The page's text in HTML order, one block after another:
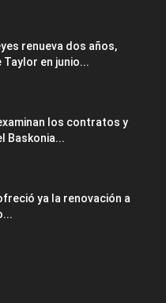
renueva dos años,
en junio...
los contratos y
Baskonia...
ya la renovación a